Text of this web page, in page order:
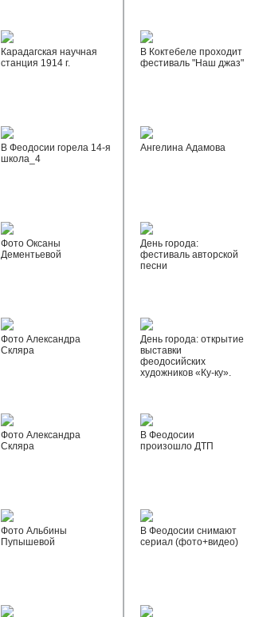
Карадагская научная
станция 1914 г.
В Феодосии горела 14-я
школа_4
Фото Оксаны
Дементьевой
Фото Александра
Скляра
Фото Александра
Скляра
Фото Альбины
Пупышевой
В Коктебеле проходит
фестиваль "Наш джаз"
Ангелина Адамова
День города:
фестиваль авторской
песни
День города: открытие
выставки
феодосийских
художников «Ку-ку».
В Феодосии
произошло ДТП
В Феодосии снимают
сериал (фото+видео)